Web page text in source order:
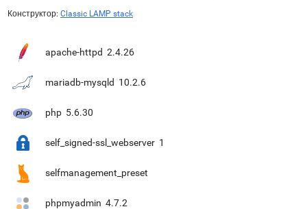
Конструктор: Classic LAMP stack
apache-httpd 2.4.26
mariadb-mysqld 10.2.6
php 5.6.30
self_signed-ssl_webserver 1
selfmanagement_preset
phpmyadmin 4.7.2